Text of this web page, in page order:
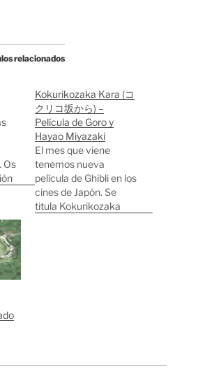
relacionados
Os
y
Kokurikozaka Kara (コ
クリコ坂から) –
Película de Goro y
Hayao Miyazaki
El mes que viene
tenemos nueva
película de Ghibli en los
cines de Japón. Se
titula Kokurikozaka